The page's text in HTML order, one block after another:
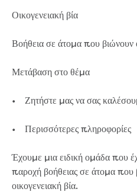
eBilling Terms
Understanding
Higher bill
Leak allowance
What your bill
Your water
Fees, tariffs and
Concessions and
Financial support
Customer Support
Family violence
Family Violence
My account online
Οικογενειακή βία
Βοήθεια σε άτομα που βιώνουν
Μετάβαση στο θέμα
• Ζητήστε μας να σας
• Περισσότερες πληροφορίες
Έχουμε μια ειδική ομάδα που
παροχή βοήθειας σε άτομα που
οικογενειακή βία.